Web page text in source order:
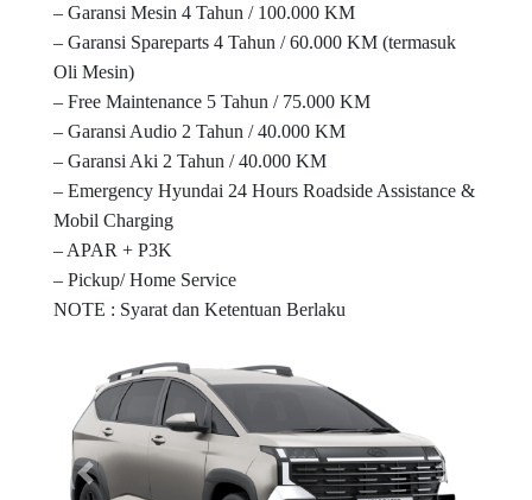
– Garansi Mesin 4 Tahun / 100.000 KM
– Garansi Spareparts 4 Tahun / 60.000 KM (termasuk
Oli Mesin)
– Free Maintenance 5 Tahun / 75.000 KM
– Garansi Audio 2 Tahun / 40.000 KM
– Garansi Aki 2 Tahun / 40.000 KM
– Emergency Hyundai 24 Hours Roadside Assistance &
Mobil Charging
– APAR + P3K
– Pickup/ Home Service
NOTE : Syarat dan Ketentuan Berlaku
Previous Next